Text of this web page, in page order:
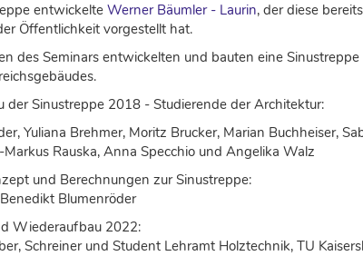
entwickelte Werner Bäumler - Laurin, der diese
Öffentlichkeit vorgestellt hat.
des Seminars entwickelten und bauten eine
der Sinustreppe 2018 - Studierende der Architektur:
Yuliana Brehmer, Moritz Brucker, Marian Buchheiser,
Rauska, Anna Specchio und Angelika Walz
und Berechnungen zur Sinustreppe:
Blumenröder
Wiederaufbau 2022:
Schreiner und Student Lehramt Holztechnik, TU